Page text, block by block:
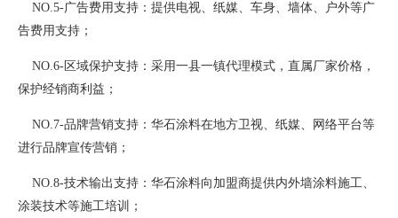
NO.5-广告费用支持：提供电视、纸媒、车身、墙体、户外等广
告费用支持；
NO.6-区域保护支持：采用一县一镇代理模式，直属厂家价格，
保护经销商利益；
NO.7-品牌营销支持：华石涂料在地方卫视、纸媒、网络平台等
进行品牌宣传营销；
NO.8-技术输出支持：华石涂料向加盟商提供内外墙涂料施工、
涂装技术等施工培训；